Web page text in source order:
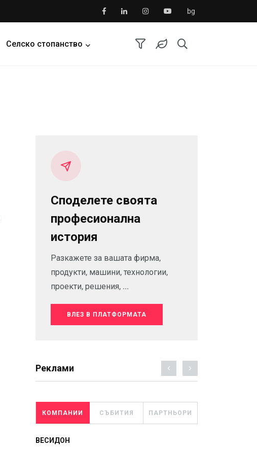
bg
Селско стопанство
Споделете своята
професионална
история
Разкажете за вашата фирма,
продукти, машини, технологии,
проекти, решения, ...
ВЛЕЗ В ПЛАТФОРМАТА
Реклами
КОМПАНИИ СЪБИТИЯ ПАРТНЬОРИ
ВЕСИДОН